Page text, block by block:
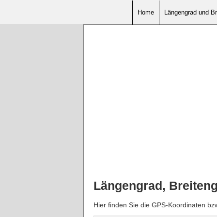
Home Längengrad und
Längengrad,
Hier finden Sie die GPS-Koordinaten